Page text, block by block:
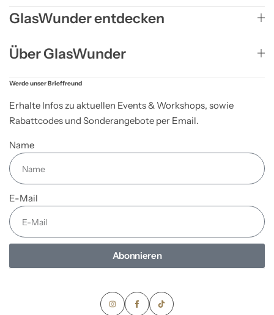
GlasWunder entdecken
Über GlasWunder
Werde unser Brieffreund
Erhalte Infos zu aktuellen Events & Workshops, sowie
Rabattcodes und Sonderangebote per Email.
Name
E-Mail
Abonnieren